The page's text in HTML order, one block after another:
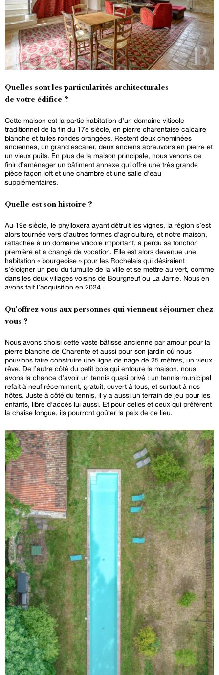
Quelles sont les particularités architecturales
de votre édifice ?
Cette maison est la partie habitation d’un domaine viticole
traditionnel de la fin du 17e siècle, en pierre charentaise calcaire
blanche et tuiles rondes orangées. Restent deux cheminées
anciennes, un grand escalier, deux anciens abreuvoirs en pierre et
un vieux puits. En plus de la maison principale, nous venons de
finir d’aménager un bâtiment annexe qui offre une très grande
pièce façon loft et une chambre et une salle d’eau
supplémentaires.
Quelle est son histoire ?
Au 19e siècle, le phylloxera ayant détruit les vignes, la région s’est
alors tournée vers d’autres formes d’agriculture, et notre maison,
rattachée à un domaine viticole important, a perdu sa fonction
première et a changé de vocation. Elle est alors devenue une
habitation « bourgeoise » pour les Rochelais qui désiraient
s’éloigner un peu du tumulte de la ville et se mettre au vert, comme
dans les deux villages voisins de Bourgneuf ou La Jarrie. Nous en
avons fait l’acquisition en 2024.
Qu'offrez vous aux personnes qui viennent séjourner chez
vous ?
Nous avons choisi cette vaste bâtisse ancienne par amour pour la
pierre blanche de Charente et aussi pour son jardin où nous
pouvions faire construire une ligne de nage de 25 mètres, un vieux
rêve. De l’autre côté du petit bois qui entoure la maison, nous
avons la chance d’avoir un tennis quasi privé : un tennis municipal
refait à neuf récemment, gratuit, ouvert à tous, et surtout à nos
hôtes. Juste à côté du tennis, il y a aussi un terrain de jeu pour les
enfants, libre d’accès lui aussi. Et pour celles et ceux qui préfèrent
la chaise longue, ils pourront goûter la paix de ce lieu.